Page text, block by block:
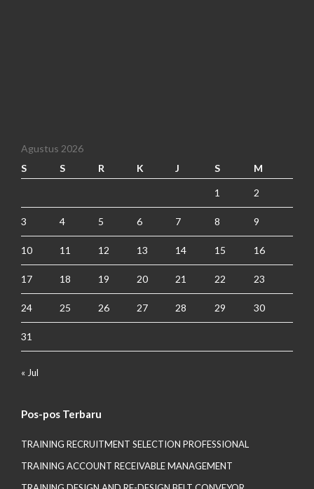
Agustus 2026
S
S R K J S M
1 2
3 4 5 6 7 8 9
10 11 12 13 14 15 16
17 18 19 20 21 22 23
24 25 26 27 28 29 30
31
« Jul
Pos-pos Terbaru
TRAINING RECRUITMENT SELECTION PROFESSIONAL
TRAINING ACCOUNT RECEIVABLE MANAGEMENT